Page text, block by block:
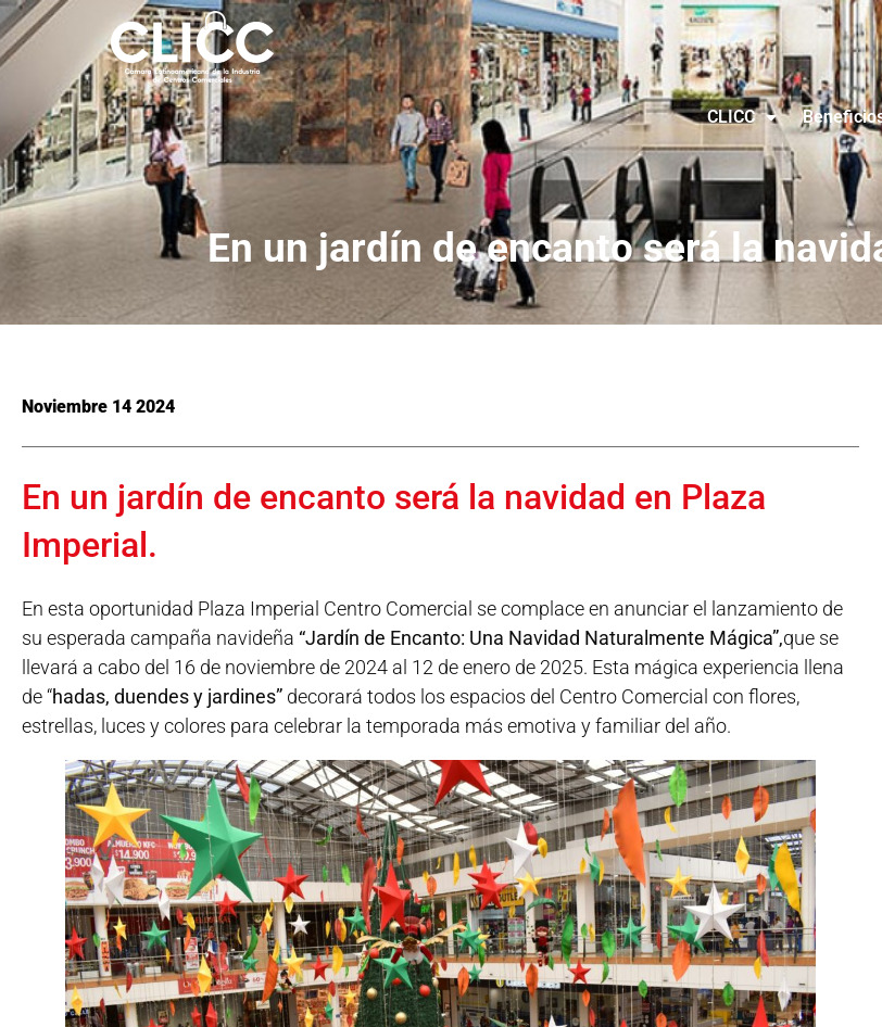
CLICC
En un jardín de encanto será la
Noviembre 14 2024
En un jardín de encanto será la navidad en Plaza
Imperial.
En esta oportunidad Plaza Imperial Centro Comercial se complace en anunciar el lanzamiento de
su esperada campaña navideña “Jardín de Encanto: Una Navidad Naturalmente Mágica”,que se
llevará a cabo del 16 de noviembre de 2024 al 12 de enero de 2025. Esta mágica experiencia llena
de “hadas, duendes y jardines” decorará todos los espacios del Centro Comercial con flores,
estrellas, luces y colores para celebrar la temporada más emotiva y familiar del año.